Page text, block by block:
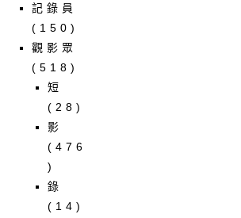
記錄員
(150)
觀影眾
(518)
短
(28)
影
(476
)
錄
(14)